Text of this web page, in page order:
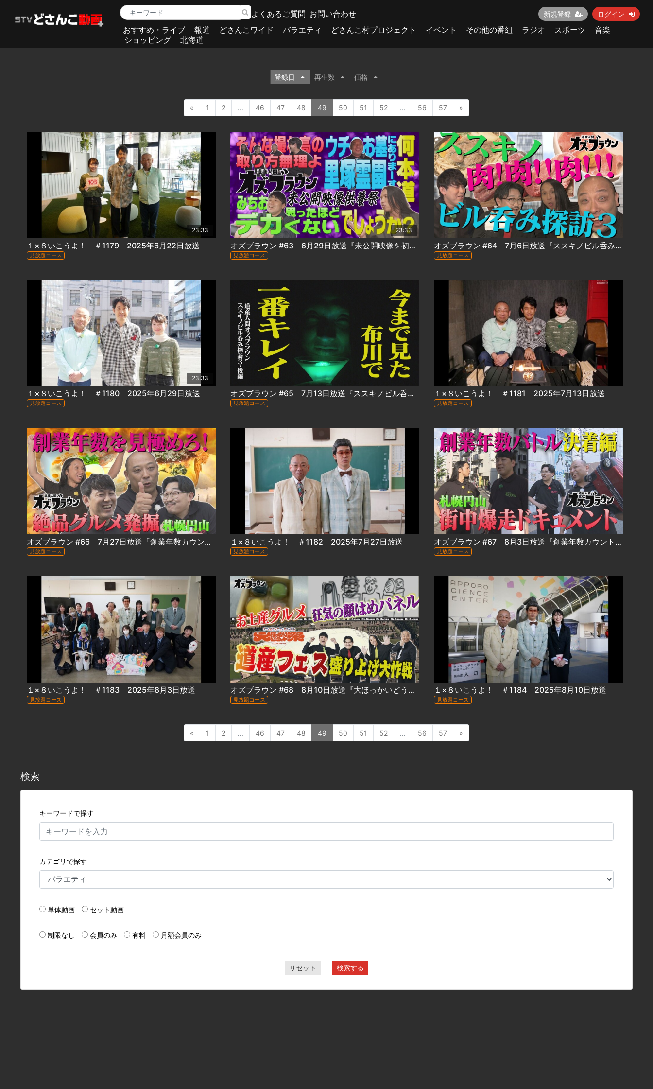
よくあるご質問 お問い合わせ 新規登録 ログイン
おすすめ・ライブ 報道 どさんこワイド バラエティ どさんこ村プロジェクト イベント その他の番組 ラジオ スポーツ
音楽
ショッピング
北海道
登録日 再生数 価格
« 1 2 ... 46 47 48 49 50 51 52 ... 56 57 »
23:33
１×８いこうよ！ ＃1179 2025年6月22日放送
見放題コース
23:33
オズブラウン #63 6月29日放送『未公開映像を初出し大放出！オズブラ供養祭』
見放題コース
オズブラウン #64 7月6日放送『ススキノビル呑み探訪３ TOMORU 編』（前編）
見放題コース
23:33
１×８いこうよ！ ＃1180 2025年6月29日放送
見放題コース
オズブラウン #65 7月13日放送『ススキノビル呑み探訪３ TOMORU 編』（後編）
見放題コース
１×８いこうよ！ ＃1181 2025年7月13日放送
見放題コース
オズブラウン #66 7月27日放送『創業年数カウントアップバトル in 円山』（前編）
見放題コース
１×８いこうよ！ ＃1182 2025年7月27日放送
見放題コース
オズブラウン #67 8月3日放送『創業年数カウントアップバトル in 円山』（後編）
見放題コース
１×８いこうよ！ ＃1183 2025年8月3日放送
見放題コース
オズブラウン #68 8月10日放送『大ほっかいどう祭に参戦！オズブラブース開発大作戦』
見放題コース
１×８いこうよ！ ＃1184 2025年8月10日放送
見放題コース
« 1 2 ... 46 47 48 49 50 51 52 ... 56 57 »
検索
キーワードで探す
カテゴリで探す
単体動画 セット動画
制限なし 会員のみ 有料 月額会員のみ
リセット 検索する